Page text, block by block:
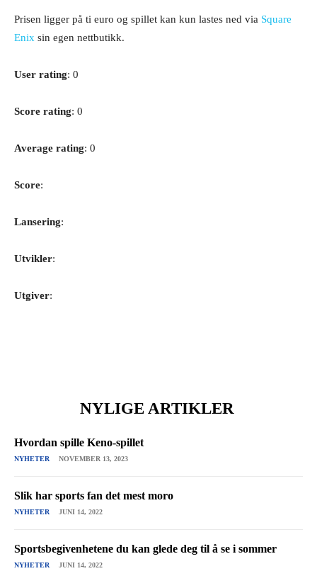
Prisen ligger på ti euro og spillet kan kun lastes ned via Square
Enix sin egen nettbutikk.
User rating: 0
Score rating: 0
Average rating: 0
Score:
Lansering:
Utvikler:
Utgiver:
NYLIGE ARTIKLER
Hvordan spille Keno-spillet
NYHETER NOVEMBER 13, 2023
Slik har sports fan det mest moro
NYHETER JUNI 14, 2022
Sportsbegivenhetene du kan glede deg til å se i sommer
NYHETER JUNI 14, 2022